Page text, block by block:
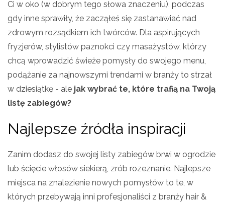
Ci w oko (w dobrym tego słowa znaczeniu), podczas
gdy inne sprawiły, że zacząłeś się zastanawiać nad
zdrowym rozsądkiem ich twórców. Dla aspirujących
fryzjerów, stylistów paznokci czy masażystów, którzy
chcą wprowadzić świeże pomysły do swojego menu,
podążanie za najnowszymi trendami w branży to strzał
w dziesiątkę - ale jak wybrać te, które trafią na Twoją
listę zabiegów?
Najlepsze źródła inspiracji
Zanim dodasz do swojej listy zabiegów brwi w ogrodzie
lub ścięcie włosów siekierą, zrób rozeznanie. Najlepsze
miejsca na znalezienie nowych pomysłów to te, w
których przebywają inni profesjonaliści z branży hair &